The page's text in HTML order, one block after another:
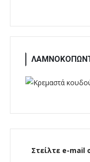
Στείλτε e-mail